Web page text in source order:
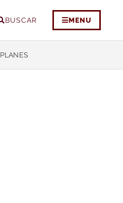
BUSCAR MENU
PLANES